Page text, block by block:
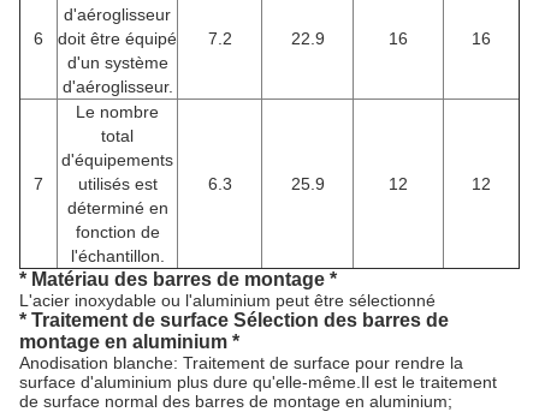
6
d'aéroglisseur
doit être équipé
d'un système
d'aéroglisseur.
7.2 22.9 16 16
7
Le nombre
total
d'équipements
utilisés est
déterminé en
fonction de
l'échantillon.
6.3 25.9 12 12
* Matériau des barres de montage *
L'acier inoxydable ou l'aluminium peut être sélectionné
* Traitement de surface Sélection des barres de
montage en aluminium *
Anodisation blanche: Traitement de surface pour rendre la
surface d'aluminium plus dure qu'elle-même.Il est le traitement
de surface normal des barres de montage en aluminium;